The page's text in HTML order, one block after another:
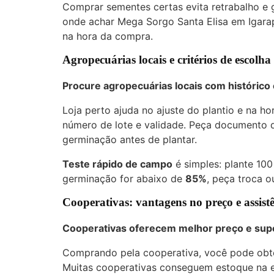
Comprar sementes certas evita retrabalho e
onde achar Mega Sorgo Santa Elisa em
na hora da compra.
Agropecuárias locais e critérios de escolha
Procure agropecuárias locais com
Loja perto ajuda no ajuste do plantio e na
número de lote e validade. Peça
germinação antes de plantar.
Teste rápido de campo é simples: plante
germinação for abaixo de 85%, peça troca
Cooperativas: vantagens no preço e
Cooperativas oferecem melhor preço e
Comprando pela cooperativa, você pode
Muitas cooperativas conseguem estoque